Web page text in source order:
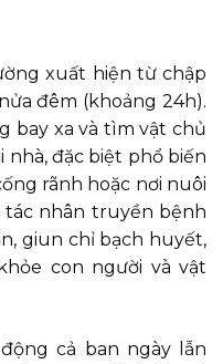
xuất hiện từ chập
đêm (khoảng 24h).
bay xa và tìm vật chủ
nhà, đặc biệt phổ biến
rãnh hoặc nơi nuôi
tác nhân truyền bệnh
giun chỉ bạch huyết,
con người và vật
cả ban ngày lẫn